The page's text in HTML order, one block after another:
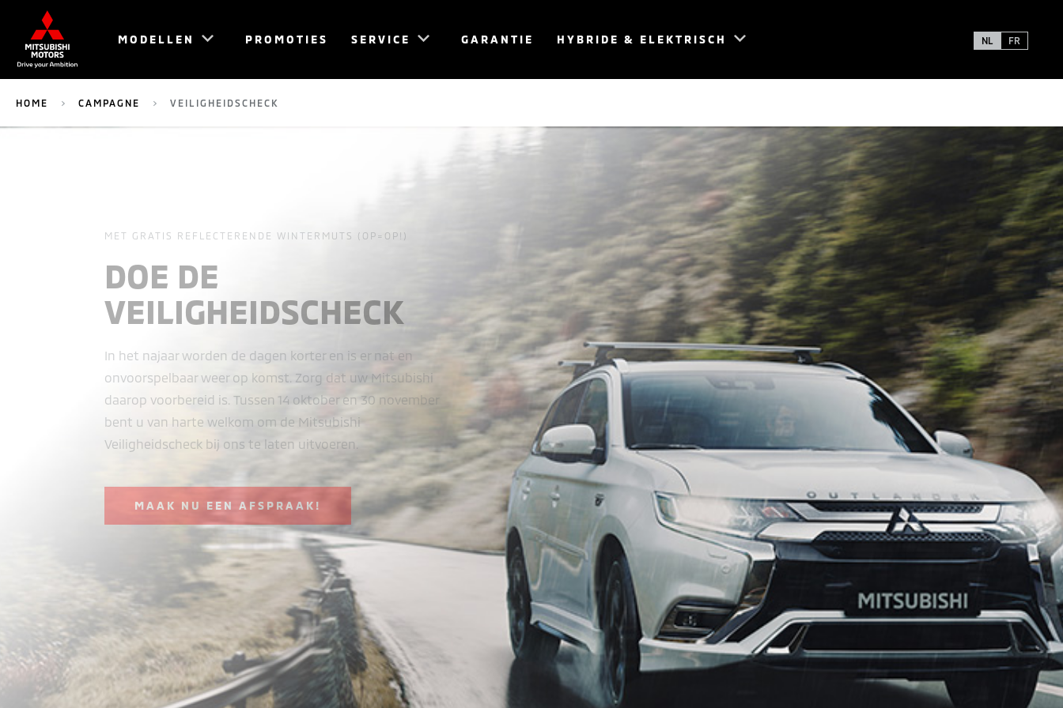
MODELLEN PROMOTIES SERVICE GARANTIE HYBRIDE & ELEKTRISCH NL FR
HOME CAMPAGNE VEILIGHEIDSCHECK
MET GRATIS REFLECTERENDE WINTERMUTS (OP=OP!)
DOE DE
VEILIGHEIDSCHECK
In het najaar worden de dagen korter en is er nat en
onvoorspelbaar weer op komst. Zorg dat uw Mitsubishi
daarop voorbereid is. Tussen 14 oktober en 30 november
bent u van harte welkom om de Mitsubishi
Veiligheidscheck bij ons te laten uitvoeren.
MAAK NU EEN AFSPRAAK!